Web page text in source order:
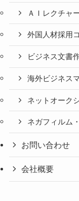
ＡＩレクチャ
外国人材採用
ビジネス文書
海外ビジネス
ネットオーク
ネガフィルム
お問い合わせ
会社概要